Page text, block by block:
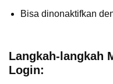
Bisa dinonaktifkan
Langkah-langkah
Login: